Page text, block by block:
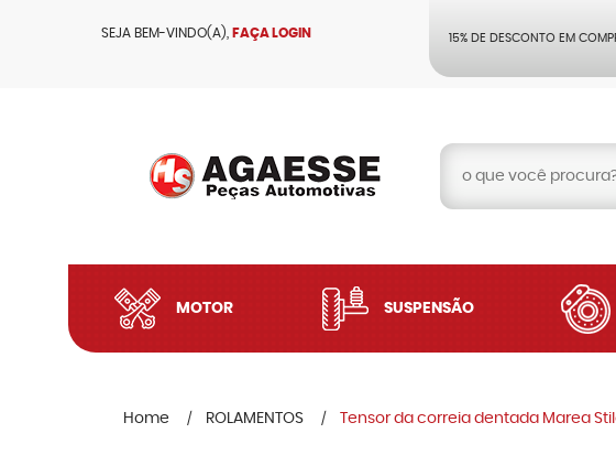
SEJA BEM-VINDO(A), FAÇA LOGIN 15% DE DESCONTO EM
MOTOR SUSPENSÃO
Home ROLAMENTOS Tensor da correia dentada Marea